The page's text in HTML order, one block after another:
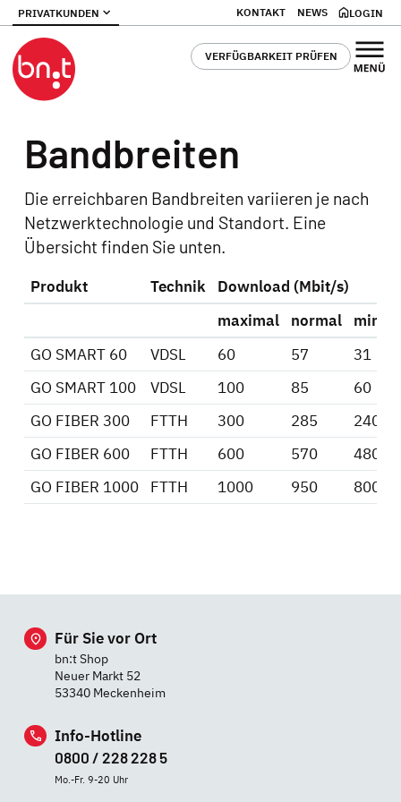
PRIVATKUNDEN KONTAKT NEWS LOGIN
VERFÜGBARKEIT PRÜFEN
Bandbreiten
Die erreichbaren Bandbreiten variieren je nach
Netzwerktechnologie und Standort. Eine
Übersicht finden Sie unten.
Produkt
Technik
Download (Mbit/s)
maximal
normal
GO SMART 60
VDSL 60 57
31
GO SMART 100 VDSL 100 85
60
GO FIBER 300 FTTH 300 285
240
GO FIBER 600 FTTH 600 570
480
GO FIBER 1000 FTTH 1000 950 800
Für Sie vor Ort
bn:t Shop
Neuer Markt 52
53340 Meckenheim
Info-Hotline
0800 / 228 228 5
Mo.-Fr. 9-20 Uhr